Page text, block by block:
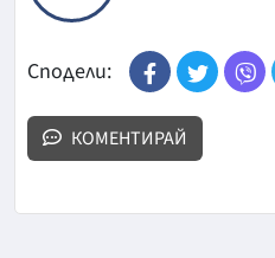
Сподели:
КОМЕНТИРАЙ